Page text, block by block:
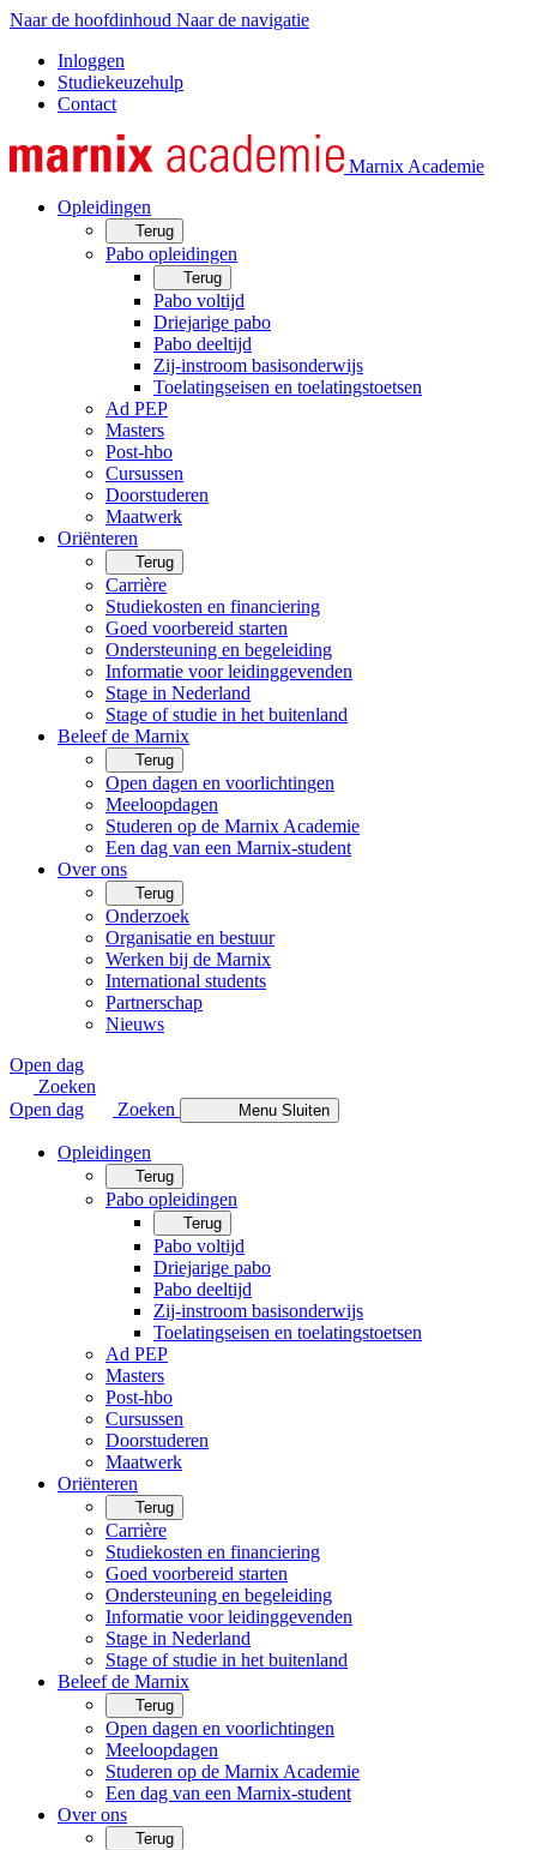
Naar de hoofdinhoud Naar de navigatie
Inloggen
Studiekeuzehulp
Contact
Marnix Academie
Opleidingen
Terug
Pabo opleidingen
Terug
Pabo voltijd
Driejarige pabo
Pabo deeltijd
Zij-instroom basisonderwijs
Toelatingseisen en toelatingstoetsen
Ad PEP
Masters
Post-hbo
Cursussen
Doorstuderen
Maatwerk
Oriënteren
Terug
Carrière
Studiekosten en financiering
Goed voorbereid starten
Ondersteuning en begeleiding
Informatie voor leidinggevenden
Stage in Nederland
Stage of studie in het buitenland
Beleef de Marnix
Terug
Open dagen en voorlichtingen
Meeloopdagen
Studeren op de Marnix Academie
Een dag van een Marnix-student
Over ons
Terug
Onderzoek
Organisatie en bestuur
Werken bij de Marnix
International students
Partnerschap
Nieuws
Open dag
Zoeken
Open dag
Zoeken Menu Sluiten
Opleidingen
Terug
Pabo opleidingen
Terug
Pabo voltijd
Driejarige pabo
Pabo deeltijd
Zij-instroom basisonderwijs
Toelatingseisen en toelatingstoetsen
Ad PEP
Masters
Post-hbo
Cursussen
Doorstuderen
Maatwerk
Oriënteren
Terug
Carrière
Studiekosten en financiering
Goed voorbereid starten
Ondersteuning en begeleiding
Informatie voor leidinggevenden
Stage in Nederland
Stage of studie in het buitenland
Beleef de Marnix
Terug
Open dagen en voorlichtingen
Meeloopdagen
Studeren op de Marnix Academie
Een dag van een Marnix-student
Over ons
Terug